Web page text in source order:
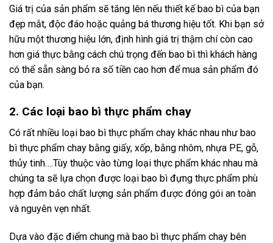
Giá trị của sản phẩm sẽ tăng lên nếu thiết kế bao bì của bạn
đẹp mắt, độc đáo hoặc quảng bá thương hiệu tốt. Khi bạn sở
hữu một thương hiệu lớn, định hình giá trị thậm chí còn cao
hơn giá thực bằng cách chú trọng đến bao bì thì khách hàng
có thể sẵn sàng bỏ ra số tiền cao hơn để mua sản phẩm đó
của bạn.
2. Các loại bao bì thực phẩm chay
Có rất nhiều loại bao bì thực phẩm chay khác nhau như bao
bì thực phẩm chay bằng giấy, xốp, bằng nhôm, nhựa PE, gỗ,
thủy tinh….Tùy thuộc vào từng loại thực phẩm khác nhau mà
chúng ta sẽ lựa chọn được loại bao bì đựng thực phẩm phù
hợp đảm bảo chất lượng sản phẩm được đóng gói an toàn
và nguyên vẹn nhất.
Dựa vào đặc điểm chung mà bao bì thực phẩm chay bên